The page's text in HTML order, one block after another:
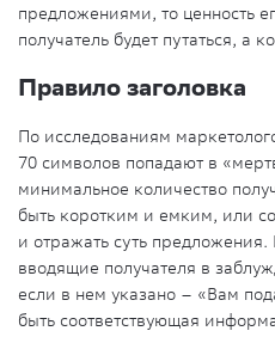
предложениями, то ценность
получатель будет путаться, а
Правило заголовка
По исследованиям
70 символов попадают в
минимальное количество
быть коротким и емким, или
и отражать суть предложения.
вводящие получателя в
если в нем указано – «Вам
быть соответствующая